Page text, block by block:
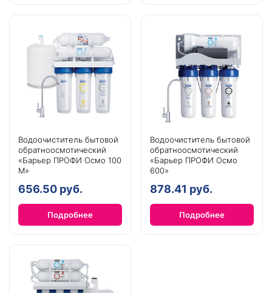
Водоочиститель бытовой
обратноосмотический
«Барьер ПРОФИ Осмо 100
М»
656.50 руб.
Подробнее
Водоочиститель бытовой
обратноосмотический
«Барьер ПРОФИ Осмо
600»
878.41 руб.
Подробнее